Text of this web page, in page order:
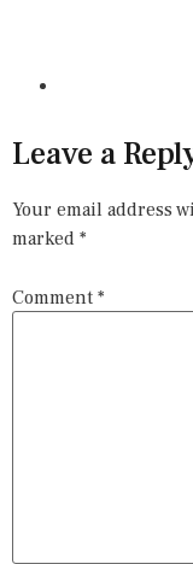
Leave a
Your email address
marked *
Comment *